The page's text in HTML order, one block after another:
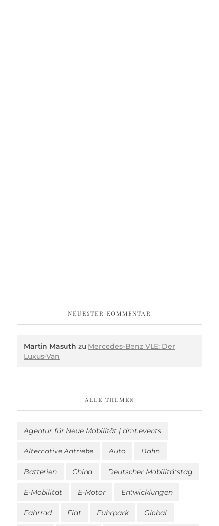
NEUESTER KOMMENTAR
Martin Masuth zu Mercedes-Benz VLE: Der
Luxus-Van
ALLE THEMEN
Agentur für Neue Mobilität | dmt.events
Alternative Antriebe Auto Bahn
Batterien China Deutscher Mobilitätstag
E-Mobilität E-Motor Entwicklungen
Fahrrad Fiat Fuhrpark Global